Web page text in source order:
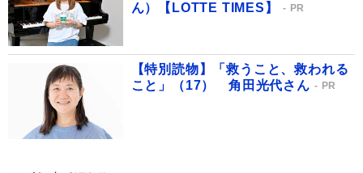
ん）【LOTTE TIMES】
PR
【特別読物】「救うこと、救われる
こと」（17） 角田光代さん
PR